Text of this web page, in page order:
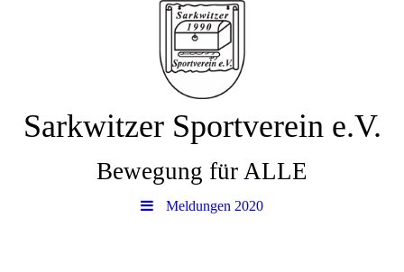
Sarkwitzer Sportverein e.V.
Bewegung für ALLE
Meldungen 2020